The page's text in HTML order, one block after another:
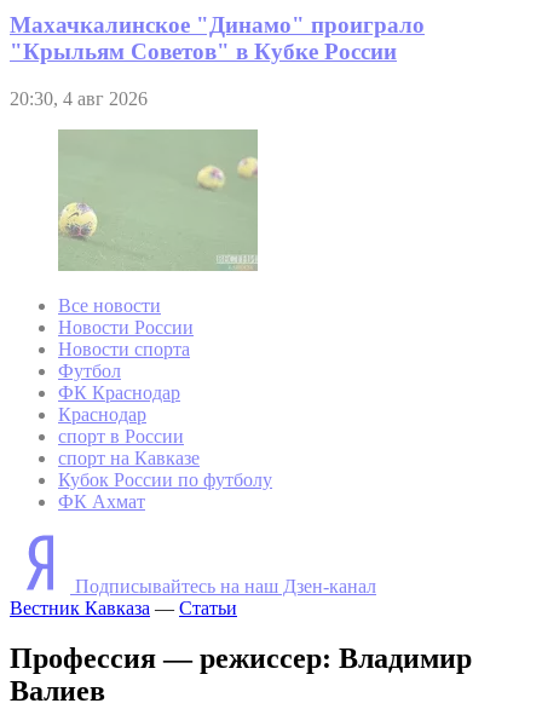
Махачкалинское "Динамо" проиграло
"Крыльям Советов" в Кубке России
20:30, 4 авг 2026
Все новости
Новости России
Новости спорта
Футбол
ФК Краснодар
Краснодар
спорт в России
спорт на Кавказе
Кубок России по футболу
ФК Ахмат
Подписывайтесь на наш Дзен-канал
Вестник Кавказа — Статьи
Профессия — режиссер: Владимир
Валиев